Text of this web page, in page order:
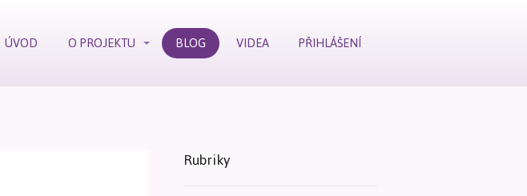
ÚVOD O PROJEKTU BLOG VIDEA PŘIHLÁŠENÍ
Rubriky